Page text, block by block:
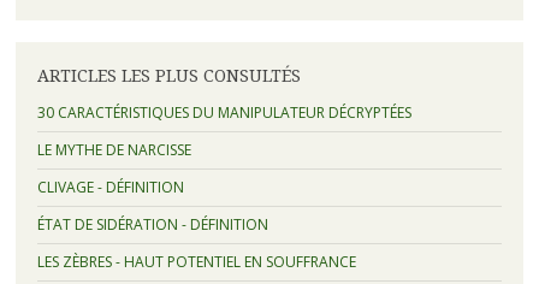
ARTICLES LES PLUS CONSULTÉS
30 CARACTÉRISTIQUES DU MANIPULATEUR DÉCRYPTÉES
LE MYTHE DE NARCISSE
CLIVAGE - DÉFINITION
ÉTAT DE SIDÉRATION - DÉFINITION
LES ZÈBRES - HAUT POTENTIEL EN SOUFFRANCE